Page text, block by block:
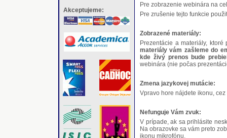
Akceptujeme:
Pre zobrazenie webinára na
Pre zrušenie tejto funkcie
Zobrazené materiály:
Prezentácie a materiály,
materiály vám zašleme do
kde živý prenos bude
webinára (nie počas
Zmena jazykovej mutácie:
Vpravo hore nájdete ikonu,
Nefunguje Vám zvuk:
V prípade, ak sa prihlásite
Na obrazovke sa vám preto
ikonu mikrofónu.